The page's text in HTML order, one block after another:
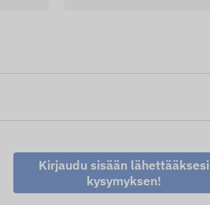
Kirjaudu sisään lähettääksesi
kysymyksen!